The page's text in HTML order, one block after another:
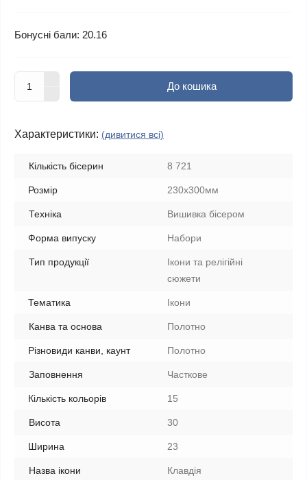
Бонусні бали: 20.16
До кошика
Характеристики: (дивитися всі)
Кількість бісерин 8 721
Розмір 230х300мм
Техніка Вишивка бісером
Форма випуску Набори
Тип продукції
Ікони та релігійні
сюжети
Тематика Ікони
Канва та основа Полотно
Різновиди канви, каунт Полотно
Заповнення Часткове
Кількість кольорів 15
Висота 30
Ширина 23
Назва ікони Клавдія